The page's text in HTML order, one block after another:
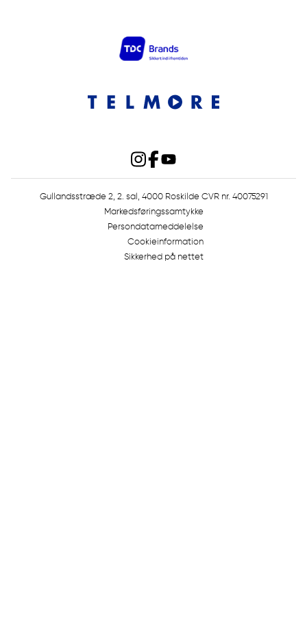
Gullandsstræde 2, 2. sal, 4000 Roskilde CVR nr. 40075291
Markedsføringssamtykke
Persondatameddelelse
Cookieinformation
Sikkerhed på nettet